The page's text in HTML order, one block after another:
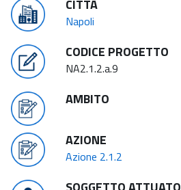
CITTÀ
Napoli
CODICE PROGETTO
NA2.1.2.a.9
AMBITO
AZIONE
Azione 2.1.2